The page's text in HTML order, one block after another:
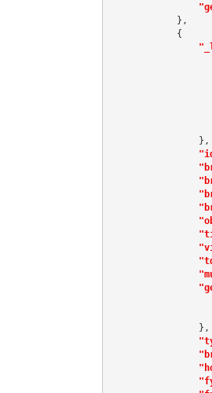
            },
            {
                },
                },